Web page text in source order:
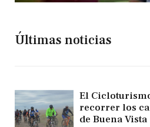
Últimas noticias
El
recorrer los
de Buena Vista